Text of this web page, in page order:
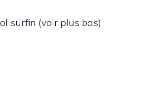
surfin (voir plus bas)